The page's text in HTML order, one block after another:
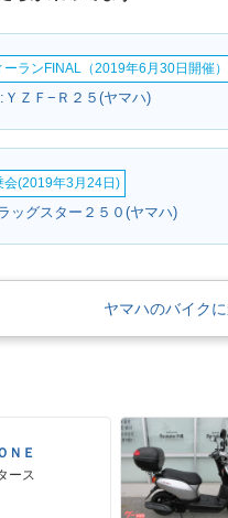
ランFINAL（2019年6月30日開催）
ＹＺＦ−Ｒ２５(ヤマハ)
会(2019年3月24日)
ッグスター２５０(ヤマハ)
ヤマハのバイク
ＮＥ
ース